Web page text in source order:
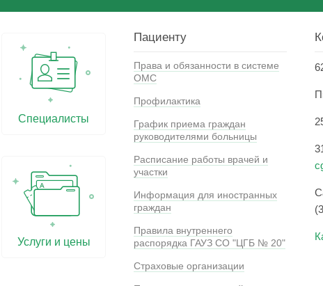
Специалисты
Услуги и цены
Пациенту
Права и обязанности в системе
ОМС
Профилактика
График приема граждан
руководителями больницы
Расписание работы врачей и
участки
Информация для иностранных
граждан
Правила внутреннего
распорядка ГАУЗ СО "ЦГБ № 20"
Страховые организации